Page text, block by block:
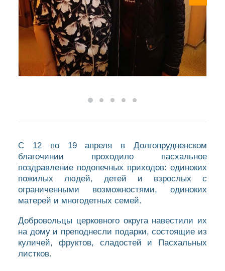
С 12 по 19 апреля в Долгопрудненском
благочинии проходило пасхальное
поздравление подопечных приходов: одиноких
пожилых людей, детей и взрослых с
ограниченными возможностями, одиноких
матерей и многодетных семей.
Добровольцы церковного округа навестили их
на дому и преподнесли подарки, состоящие из
куличей, фруктов, сладостей и Пасхальных
листков.